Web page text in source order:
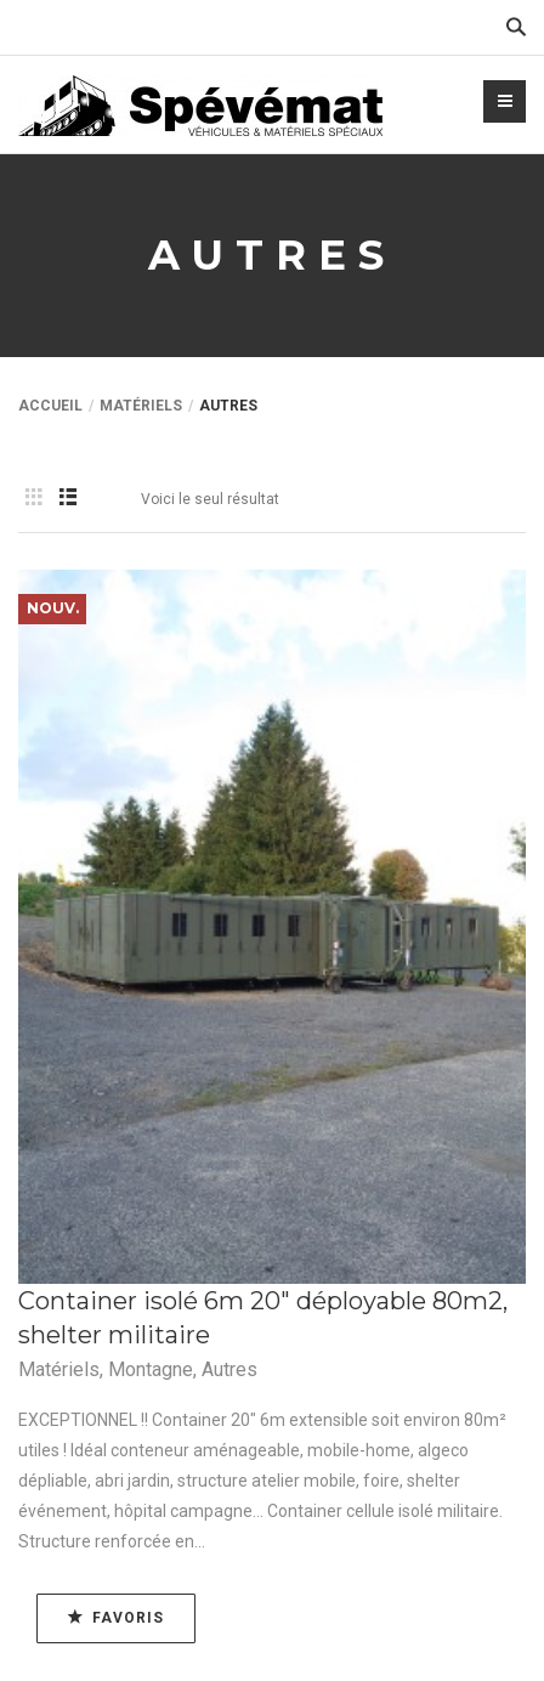
AUTRES
ACCUEIL MATÉRIELS AUTRES
Voici le seul résultat
NOUV.
Container isolé 6m 20″ déployable 80m2,
shelter militaire
Matériels, Montagne, Autres
EXCEPTIONNEL !! Container 20" 6m extensible soit environ 80m²
utiles ! Idéal conteneur aménageable, mobile-home, algeco
dépliable, abri jardin, structure atelier mobile, foire, shelter
événement, hôpital campagne... Container cellule isolé militaire.
Structure renforcée en...
FAVORIS